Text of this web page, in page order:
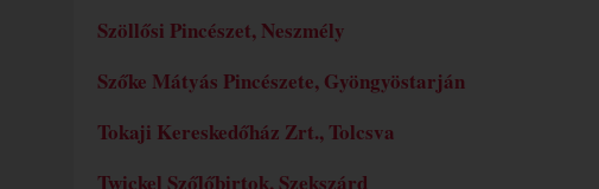
Szöllősi Pincészet, Neszmély
Szőke Mátyás Pincészete, Gyöngyöstarján
Tokaji Kereskedőház Zrt., Tolcsva
Twickel Szőlőbirtok, Szekszárd